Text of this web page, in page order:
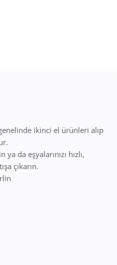
ikinci el ürünleri alıp
da eşyalarınızı hızlı,
çıkarın.